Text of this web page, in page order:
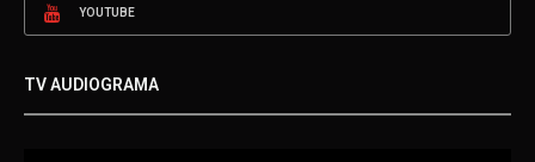
YOUTUBE
TV AUDIOGRAMA